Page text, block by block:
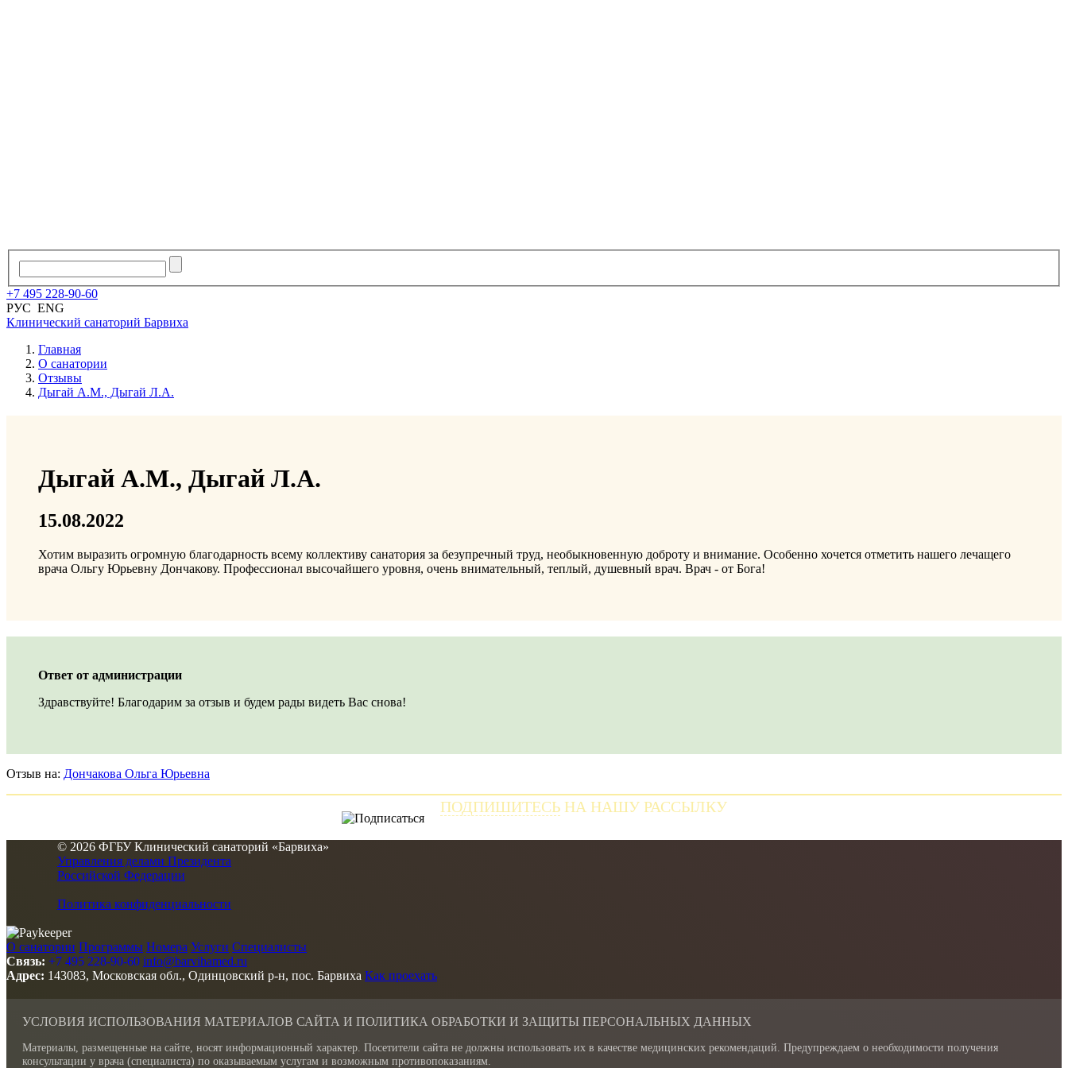
+7 495 228-90-60
РУС ENG
Клинический санаторий Барвиха
Главная
О санатории
Отзывы
Дыгай А.М., Дыгай Л.А.
Дыгай А.М., Дыгай Л.А.
15.08.2022
Хотим выразить огромную благодарность всему коллективу санатория за безупречный труд, необыкновенную доброту и внимание. Особенно хочется отметить нашего лечащего
врача Ольгу Юрьевну Дончакову. Профессионал высочайшего уровня, очень внимательный, теплый, душевный врач. Врач - от Бога!
Ответ от администрации
Здравствуйте! Благодарим за отзыв и будем рады видеть Вас снова!
Отзыв на: Дончакова Ольга Юрьевна
ПОДПИШИТЕСЬНА НАШУ РАССЫЛКУ
© 2026 ФГБУ Клинический санаторий «Барвиха»
Управления делами Президента
Российской Федерации
Политика конфиденциальности
О санатории Программы Номера Услуги Специалисты
Связь: +7 495 228-90-60 info@barvihamed.ru
Адрес: 143083, Московская обл., Одинцовский р-н, пос. Барвиха Как проехать
УСЛОВИЯ ИСПОЛЬЗОВАНИЯ МАТЕРИАЛОВ САЙТА И ПОЛИТИКА ОБРАБОТКИ И ЗАЩИТЫ ПЕРСОНАЛЬНЫХ ДАННЫХ
Материалы, размещенные на сайте, носят информационный характер. Посетители сайта не должны использовать их в качестве медицинских рекомендаций. Предупреждаем о необходимости получения
консультации у врача (специалиста) по оказываемым услугам и возможным противопоказаниям.